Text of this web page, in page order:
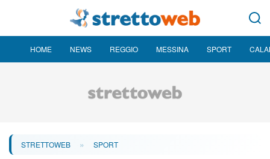
HOME NEWS REGGIO MESSINA SPORT
STRETTOWEB » SPORT